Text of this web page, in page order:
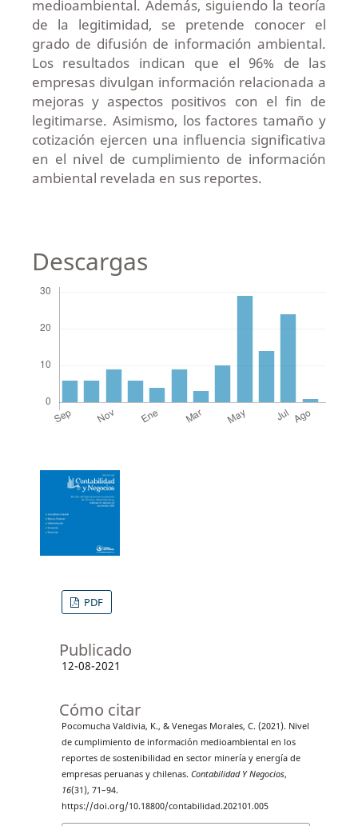
medioambiental. Además, siguiendo la teoría
de la legitimidad, se pretende conocer el
grado de difusión de información ambiental.
Los resultados indican que el 96% de las
empresas divulgan información relacionada a
mejoras y aspectos positivos con el fin de
legitimarse. Asimismo, los factores tamaño y
cotización ejercen una influencia significativa
en el nivel de cumplimiento de información
ambiental revelada en sus reportes.
Descargas
PDF
Publicado
12-08-2021
Cómo citar
Pocomucha Valdivia, K., & Venegas Morales, C. (2021). Nivel
de cumplimiento de información medioambiental en los
reportes de sostenibilidad en sector minería y energía de
empresas peruanas y chilenas. Contabilidad Y Negocios,
16(31), 71–94.
https://doi.org/10.18800/contabilidad.202101.005